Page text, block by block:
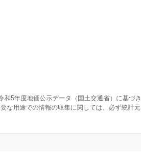
5年度地価公示データ（国土交通省）に基づき
な用途での情報の収集に関しては、必ず統計元